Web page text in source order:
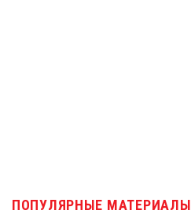
ПОПУЛЯРНЫЕ МАТЕРИАЛЫ